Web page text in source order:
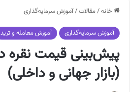
خانه/مقالات/آموزش سرمایه‌گذاری
آموزش سرمایه‌گذاری آموزش معامله و ترید
(بازار جهانی و داخلی)